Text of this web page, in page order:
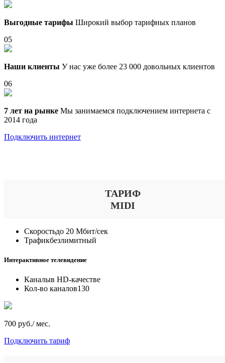
Выгодные тарифы Широкий выбор тарифных планов
05
Наши клиенты У нас уже более 23 000 довольных клиентов
06
7 лет на рынке Мы занимаемся подключением интернета с
2014 года
Подключить интернет
ТАРИФ
MIDI
Скоростьдо 20 Мбит/сек
Трафикбезлимитный
Интерактивное телевидение
Каналыв HD-качестве
Кол-во каналов130
700 руб./ мес.
Подключить тариф